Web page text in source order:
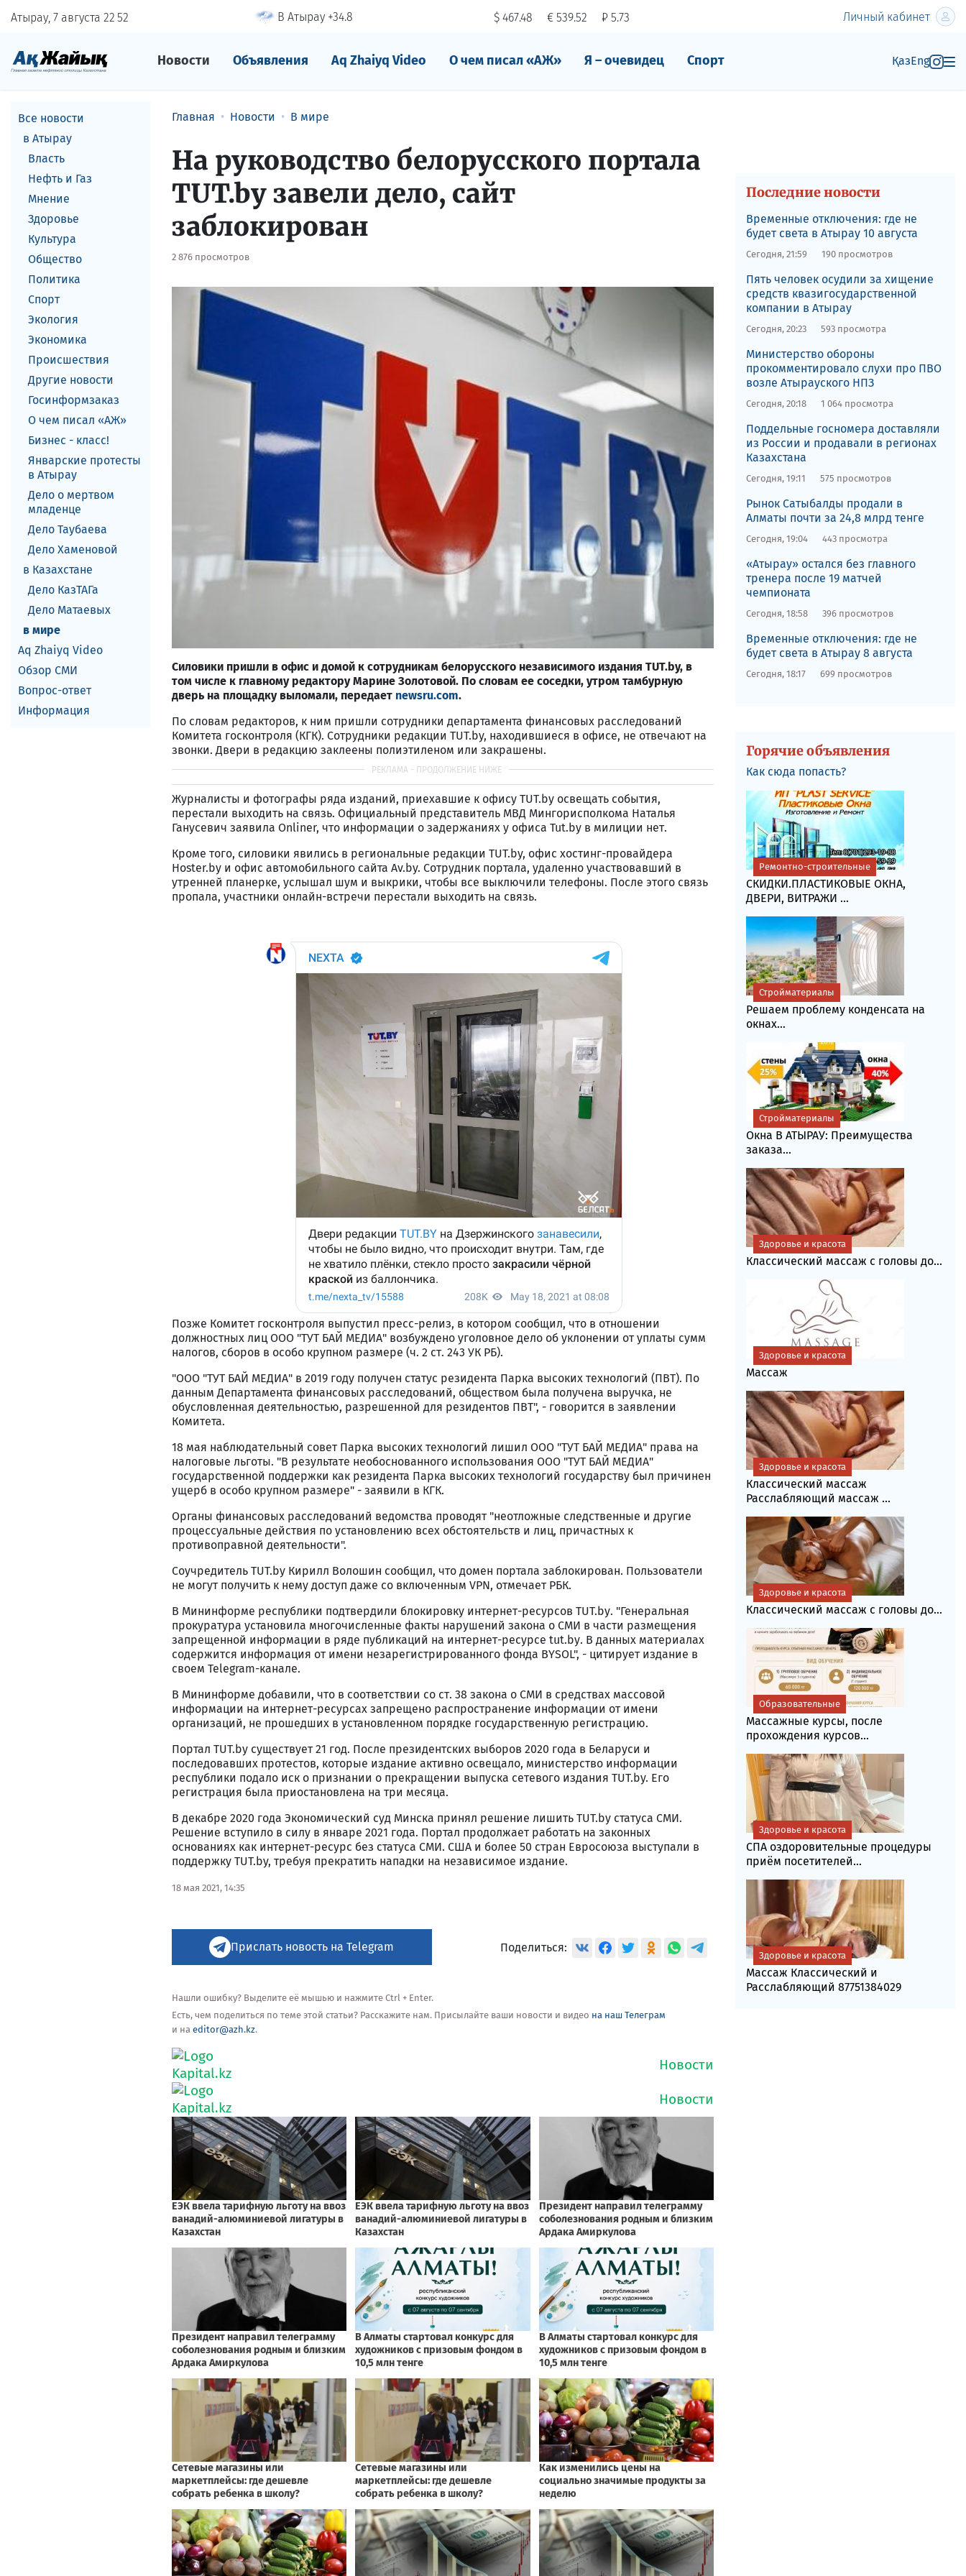
Атырау, 7 августа 22 52 В Атырау +34.8 $ 467.48 € 539.52 ₽ 5.73 Личный кабинет
Новости Объявления Aq Zhaiyq Video О чем писал «АЖ» Я – очевидец Спорт ҚазEng
Все новости
в Атырау
Власть
Нефть и Газ
Мнение
Здоровье
Культура
Общество
Политика
Спорт
Экология
Экономика
Происшествия
Другие новости
Госинформзаказ
О чем писал «АЖ»
Бизнес - класс!
Январские протесты
в Атырау
Дело о мертвом
младенце
Дело Таубаева
Дело Хаменовой
в Казахстане
Дело КазТАГа
Дело Матаевых
в мире
Aq Zhaiyq Video
Обзор СМИ
Вопрос-ответ
Информация
Главная Новости В мире
На руководство белорусского портала
TUT.by завели дело, сайт
заблокирован
2 876 просмотров
Силовики пришли в офис и домой к сотрудникам белорусского независимого издания TUT.by, в
том числе к главному редактору Марине Золотовой. По словам ее соседки, утром тамбурную
дверь на площадку выломали, передает newsru.com.
По словам редакторов, к ним пришли сотрудники департамента финансовых расследований
Комитета госконтроля (КГК). Сотрудники редакции TUT.by, находившиеся в офисе, не отвечают на
звонки. Двери в редакцию заклеены полиэтиленом или закрашены.
Журналисты и фотографы ряда изданий, приехавшие к офису TUT.by освещать события,
перестали выходить на связь. Официальный представитель МВД Мингорисполкома Наталья
Ганусевич заявила Onliner, что информации о задержаниях у офиса Tut.by в милиции нет.
Кроме того, силовики явились в региональные редакции TUT.by, офис хостинг-провайдера
Hoster.by и офис автомобильного сайта Av.by. Сотрудник портала, удаленно участвовавший в
утренней планерке, услышал шум и выкрики, чтобы все выключили телефоны. После этого связь
пропала, участники онлайн-встречи перестали выходить на связь.
Позже Комитет госконтроля выпустил пресс-релиз, в котором сообщил, что в отношении
должностных лиц ООО "ТУТ БАЙ МЕДИА" возбуждено уголовное дело об уклонении от уплаты сумм
налогов, сборов в особо крупном размере (ч. 2 ст. 243 УК РБ).
"ООО "ТУТ БАЙ МЕДИА" в 2019 году получен статус резидента Парка высоких технологий (ПВТ). По
данным Департамента финансовых расследований, обществом была получена выручка, не
обусловленная деятельностью, разрешенной для резидентов ПВТ", - говорится в заявлении
Комитета.
18 мая наблюдательный совет Парка высоких технологий лишил ООО "ТУТ БАЙ МЕДИА" права на
налоговые льготы. "В результате необоснованного использования ООО "ТУТ БАЙ МЕДИА"
государственной поддержки как резидента Парка высоких технологий государству был причинен
ущерб в особо крупном размере" - заявили в КГК.
Органы финансовых расследований ведомства проводят "неотложные следственные и другие
процессуальные действия по установлению всех обстоятельств и лиц, причастных к
противоправной деятельности".
Соучредитель TUT.bу Кирилл Волошин сообщил, что домен портала заблокирован. Пользователи
не могут получить к нему доступ даже со включенным VPN, отмечает РБК.
В Мининформе республики подтвердили блокировку интернет-ресурсов TUT.bу. "Генеральная
прокуратура установила многочисленные факты нарушений закона о СМИ в части размещения
запрещенной информации в ряде публикаций на интернет-ресурсе tut.bу. В данных материалах
содержится информация от имени незарегистрированного фонда BYSOL", - цитирует издание в
своем Telegram-канале.
В Мининформе добавили, что в соответствии со ст. 38 закона о СМИ в средствах массовой
информации на интернет-ресурсах запрещено распространение информации от имени
организаций, не прошедших в установленном порядке государственную регистрацию.
Портал TUT.by существует 21 год. После президентских выборов 2020 года в Беларуси и
последовавших протестов, которые издание активно освещало, министерство информации
республики подало иск о признании о прекращении выпуска сетевого издания TUT.by. Его
регистрация была приостановлена на три месяца.
В декабре 2020 года Экономический суд Минска принял решение лишить TUT.by статуса СМИ.
Решение вступило в силу в январе 2021 года. Портал продолжает работать на законных
основаниях как интернет-ресурс без статуса СМИ. США и более 50 стран Евросоюза выступали в
поддержку TUT.by, требуя прекратить нападки на независимое издание.
18 мая 2021, 14:35
Прислать новость на Telegram Поделиться:
Нашли ошибку? Выделите её мышью и нажмите Ctrl + Enter.
Есть, чем поделиться по теме этой статьи? Расскажите нам. Присылайте ваши новости и видео на наш Телеграм
и на editor@azh.kz.
Последние новости
Временные отключения: где не
будет света в Атырау 10 августа
Сегодня, 21:59 190 просмотров
Пять человек осудили за хищение
средств квазигосударственной
компании в Атырау
Сегодня, 20:23 593 просмотра
​Министерство обороны
прокомментировало слухи про ПВО
возле Атырауского НПЗ
Сегодня, 20:18 1 064 просмотра
Поддельные госномера доставляли
из России и продавали в регионах
Казахстана
Сегодня, 19:11 575 просмотров
Рынок Сатыбалды продали в
Алматы почти за 24,8 млрд тенге
Сегодня, 19:04 443 просмотра
«Атырау» остался без главного
тренера после 19 матчей
чемпионата
Сегодня, 18:58 396 просмотров
Временные отключения: где не
будет света в Атырау 8 августа
Сегодня, 18:17 699 просмотров
Горячие объявления
Как сюда попасть?
СКИДКИ.ПЛАСТИКОВЫЕ ОКНА,
ДВЕРИ, ВИТРАЖИ ...
Ремонтно-строительные
Решаем проблему конденсата на
окнах...
Стройматериалы
Окна В АТЫРАУ: Преимущества
заказа...
Стройматериалы
Классический массаж с головы до...
Здоровье и красота
Массаж
Здоровье и красота
Классический массаж
Расслабляющий массаж ...
Здоровье и красота
Классический массаж с головы до...
Здоровье и красота
Массажные курсы, после
прохождения курсов...
Образовательные
СПА оздоровительные процедуры
приём посетителей...
Здоровье и красота
Массаж Классический и
Расслабляющий 87751384029
Здоровье и красота